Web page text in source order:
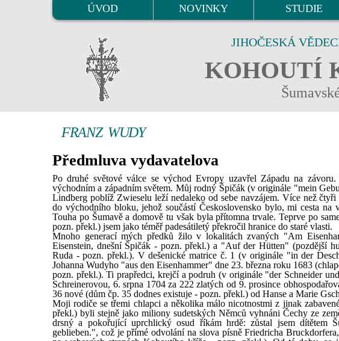
ÚVOD NOVINKY STUDIE
JIHOČESKÁ
KOHOUTÍ
FRANZ WUDY
Předmluva vydavatelova
Po druhé světové válce se východ Evropy uzavřel Západu na
východním a západním světem. Můj rodný Špičák (v originále "mein
Lindberg poblíž Zwieselu leží nedaleko od sebe navzájem. Více než
do východního bloku, jehož součástí Československo bylo, mi cesta
Touha po Šumavě a domově tu však byla přítomna trvale. Teprve po
pozn. překl.) jsem jako téměř padesátiletý překročil hranice do staré vlasti.
Mnoho generací mých předků žilo v lokalitách zvaných "Am
Eisenstein, dnešní Špičák - pozn. překl.) a "Auf der Hütten" (pozdější
Ruda - pozn. překl.). V dešenické matrice č. 1 (v originále "in der
Johanna Wudyho "aus den Eisenhammer" dne 23. března roku 1683
pozn. překl.). Ti prapředci, krejčí a podruh (v originále "der Schneider
Schreinerovou, 6. srpna 1704 za 222 zlatých od 9. prosince
36 nové (dům čp. 35 dodnes existuje - pozn. překl.) od Hanse a Marie
Moji rodiče se třemi chlapci a několika málo nicotnostmi z jinak
překl.) byli stejně jako miliony sudetských Němců vyhnáni Čechy ze
drsný a pokořující uprchlický osud říkám hrdě: zůstal jsem
geblieben.", což je přímé odvolání na slova písně Friedricha